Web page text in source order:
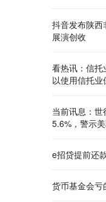
抖音发布陕
展演创收
看热讯：信
以使用信托业
当前讯息：
5.6%，警示
e招贷提前还
货币基金会